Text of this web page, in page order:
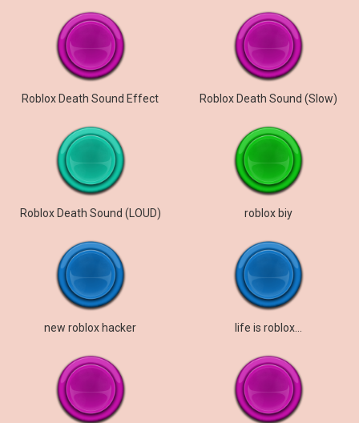
Roblox Death Sound Effect Roblox Death Sound (Slow)
Roblox Death Sound (LOUD) roblox biy
new roblox hacker life is roblox…